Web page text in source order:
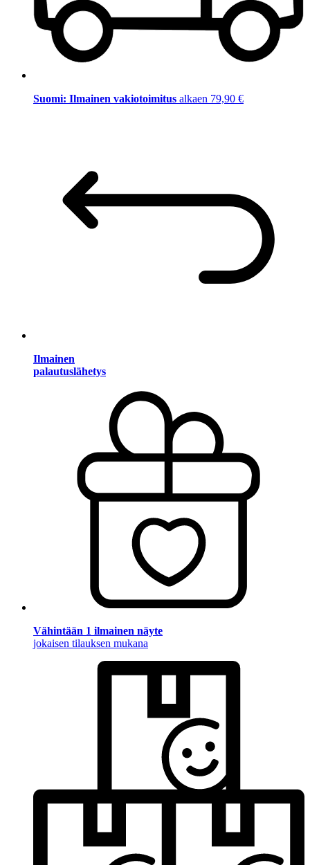
Suomi: Ilmainen vakiotoimitus alkaen 79,90 €
Ilmainen
palautuslähetys
Vähintään 1 ilmainen näyte
jokaisen tilauksen mukana